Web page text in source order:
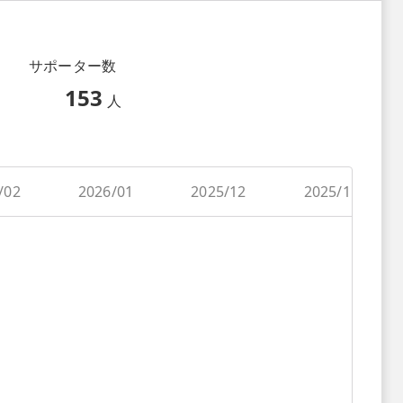
サポーター数
153 人
02 2026/01 2025/12 2025/11